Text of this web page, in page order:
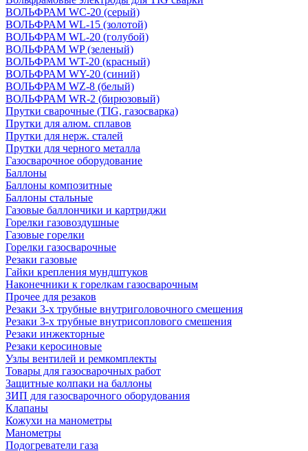
ВОЛЬФРАМ WC-20 (серый)
ВОЛЬФРАМ WL-15 (золотой)
ВОЛЬФРАМ WL-20 (голубой)
ВОЛЬФРАМ WP (зеленый)
ВОЛЬФРАМ WT-20 (красный)
ВОЛЬФРАМ WY-20 (синий)
ВОЛЬФРАМ WZ-8 (белый)
ВОЛЬФРАМ WR-2 (бирюзовый)
Прутки сварочные (TIG, газосварка)
Прутки для алюм. сплавов
Прутки для нерж. сталей
Прутки для черного металла
Газосварочное оборудование
Баллоны
Баллоны композитные
Баллоны стальные
Газовые баллончики и картриджи
Горелки газовоздушные
Газовые горелки
Горелки газосварочные
Резаки газовые
Гайки крепления мундштуков
Наконечники к горелкам газосварочным
Прочее для резаков
Резаки 3-х трубные внутриголовочного смешения
Резаки 3-х трубные внутрисоплового смешения
Резаки инжекторные
Резаки керосиновые
Узлы вентилей и ремкомплекты
Товары для газосварочных работ
Защитные колпаки на баллоны
ЗИП для газосварочного оборудования
Клапаны
Кожухи на манометры
Манометры
Подогреватели газа